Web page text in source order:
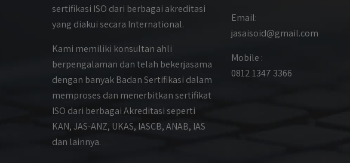
sertifikasi ISO dari berbagai akreditasi
yang diakui secara International.
Kami memiliki konsultan ahli
berpengalaman dan telah bekerjasama
dengan banyak Badan Sertifikasi dalam
memproses dan menerbitkan sertifikat
ISO dari berbagai Akreditasi seperti
KAN, JAS-ANZ, UKAS, IASCB, ANAB, IAS
dan lainnya.
Email:
jasaisoid@gmail.com
Mobile :
0812 1347 3366